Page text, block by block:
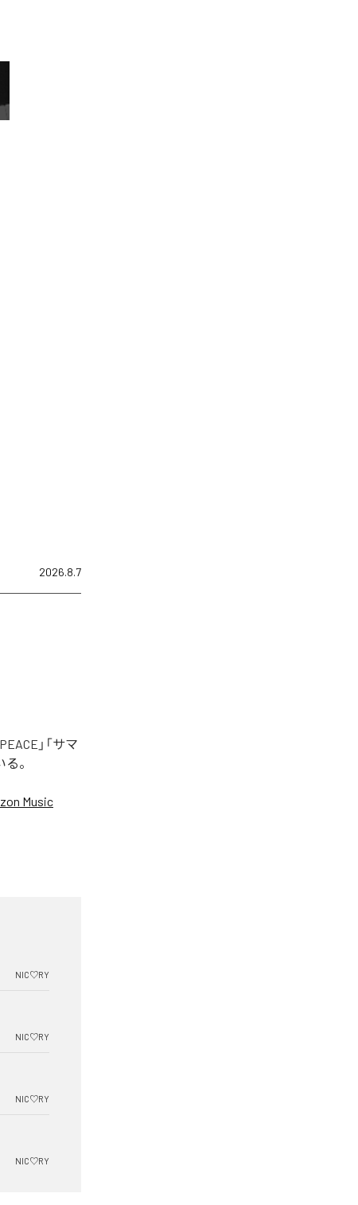
2026.8.7
」「サマ
。
Music
NIC♡RY
NIC♡RY
NIC♡RY
NIC♡RY